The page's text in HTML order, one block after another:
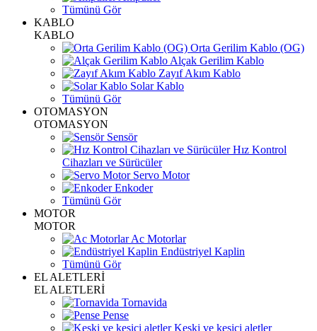
Tümünü Gör
KABLO
KABLO
Orta Gerilim Kablo (OG)
Alçak Gerilim Kablo
Zayıf Akım Kablo
Solar Kablo
Tümünü Gör
OTOMASYON
OTOMASYON
Sensör
Hız Kontrol
Cihazları ve Sürücüler
Servo Motor
Enkoder
Tümünü Gör
MOTOR
MOTOR
Ac Motorlar
Endüstriyel Kaplin
Tümünü Gör
EL ALETLERİ
EL ALETLERİ
Tornavida
Pense
Keski ve kesici aletler